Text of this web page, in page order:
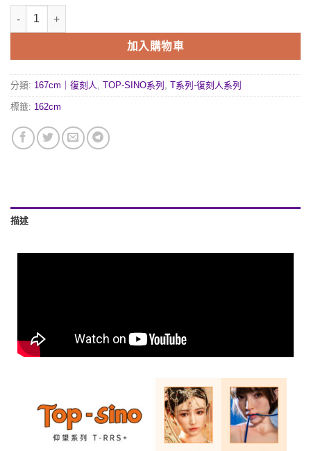
加入購物車
分類: 167cm｜復刻人, TOP-SINO系列 , T系列-復刻人系列
標籤: 162cm
描述